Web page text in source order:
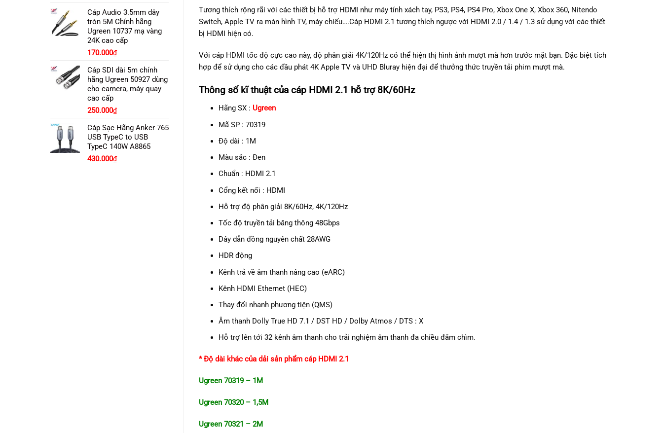
Cáp Audio 3.5mm dây
tròn 5M Chính hãng
Ugreen 10737 mạ vàng
24K cao cấp
170.000₫
Cáp SDI dài 5m chính
hãng Ugreen 50927 dùng
cho camera, máy quay
cao cấp
250.000₫
Cáp Sạc Hãng Anker 765
USB TypeC to USB
TypeC 140W A8865
Giá
430.000₫Giá
Tương thích rộng rãi với các thiết bị hỗ trợ HDMI như máy tính xách tay, PS3, PS4, PS4 Pro, Xbox One X, Xbox 360, Nitendo
Switch, Apple TV ra màn hình TV, máy chiếu….Cáp HDMI 2.1 tương thích ngược với HDMI 2.0 / 1.4 / 1.3 sử dụng với các thiết
bị HDMI hiện có.
Với cáp HDMI tốc độ cực cao này, độ phân giải 4K/120Hz có thể hiện thị hình ảnh mượt mà hơn trước mặt bạn. Đặc biệt tích
hợp để sử dụng cho các đầu phát 4K Apple TV và UHD Bluray hiện đại để thưởng thức truyền tải phim mượt mà.
Thông số kĩ thuật của cáp HDMI 2.1 hỗ trợ 8K/60Hz
Hãng SX : Ugreen
Mã SP : 70319
Độ dài : 1M
Màu sắc : Đen
Chuẩn : HDMI 2.1
Cổng kết nối : HDMI
Hỗ trợ độ phân giải 8K/60Hz, 4K/120Hz
Tốc độ truyền tải băng thông 48Gbps
Dây dẫn đồng nguyên chất 28AWG
HDR động
Kênh trả về âm thanh nâng cao (eARC)
Kênh HDMI Ethernet (HEC)
Thay đổi nhanh phương tiện (QMS)
Âm thanh Dolly True HD 7.1 / DST HD / Dolby Atmos / DTS : X
Hỗ trợ lên tới 32 kênh âm thanh cho trải nghiệm âm thanh đa chiều đắm chìm.
* Độ dài khác của dải sản phẩm cáp HDMI 2.1
Ugreen 70319 – 1M
Ugreen 70320 – 1,5M
Ugreen 70321 – 2M